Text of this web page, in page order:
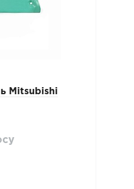
Mitsubishi